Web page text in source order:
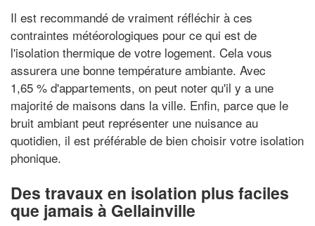
Il est recommandé de vraiment réfléchir à ces
contraintes météorologiques pour ce qui est de
l'isolation thermique de votre logement. Cela vous
assurera une bonne température ambiante. Avec
1,65 % d'appartements, on peut noter qu'il y a une
majorité de maisons dans la ville. Enfin, parce que le
bruit ambiant peut représenter une nuisance au
quotidien, il est préférable de bien choisir votre isolation
phonique.
Des travaux en isolation plus faciles
que jamais à Gellainville